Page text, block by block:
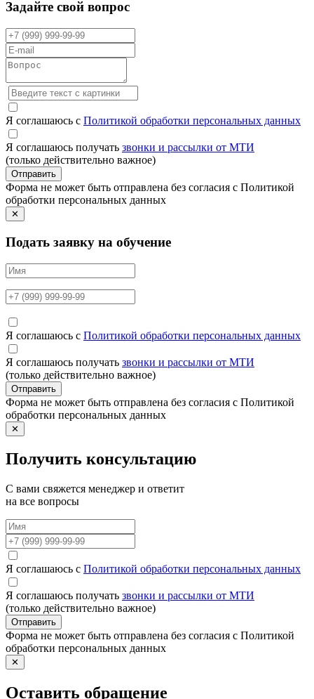
Задайте свой вопрос
Я соглашаюсь с Политикой обработки персональных данных
Я соглашаюсь получать звонки и рассылки от МТИ
(только действительно важное)
Отправить
Форма не может быть отправлена без согласия с Политикой
обработки персональных данных
✕
Подать заявку на обучение
Я соглашаюсь с Политикой обработки персональных данных
Я соглашаюсь получать звонки и рассылки от МТИ
(только действительно важное)
Отправить
Форма не может быть отправлена без согласия с Политикой
обработки персональных данных
✕
Получить консультацию
С вами свяжется менеджер и ответит
на все вопросы
Я соглашаюсь с Политикой обработки персональных данных
Я соглашаюсь получать звонки и рассылки от МТИ
(только действительно важное)
Отправить
Форма не может быть отправлена без согласия с Политикой
обработки персональных данных
✕
Оставить обращение